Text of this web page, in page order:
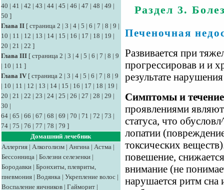
40 | 41 | 42 | 43 | 44 | 45 | 46 | 47 | 48 | 49 |
50 ]
Глава II [ страница 2 | 3 | 4 | 5 | 6 | 7 | 8 | 9 |
10 | 11 | 12 | 13 | 14 | 15 | 16 | 17 | 18 | 19 |
20 | 21 | 22 ]
Глава III [ страница 2 | 3 | 4 | 5 | 6 | 7 | 8 | 9
| 10 | 11 ]
Глава IV [ страница 2 | 3 | 4 | 5 | 6 | 7 | 8 | 9
| 10 | 11 | 12 | 13 | 14 | 15 | 16 | 17 | 18 | 19 |
20 | 21 | 22 | 23 | 24 | 25 | 26 | 27 | 28 | 29 |
30 |
64 | 65 | 66 | 67 | 68 | 69 | 70 | 71 | 72 | 73 |
74 | 75 | 76 | 77 | 78 | 79 ]
Домашний лечебник
Аллергия | Алкоголизм | Ангина | Астма |
Бессонница | Болезни селезенки |
Бородавки | Бронхиты, плевриты,
пневмония | Водянка | Укрепление волос |
Воспаление яичников | Гайморит |
Раздел 3.
Печеночная
Развивается при
прогрессировав и и
результате
Симптомы и
проявлениями
статуса, что
лопатии
токсических
повешение,
внимание (не
нарушается ритм сна